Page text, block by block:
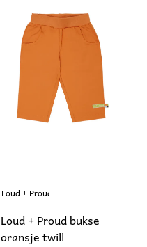
Loud + Proud
Loud + Proud bukse
oransje twill